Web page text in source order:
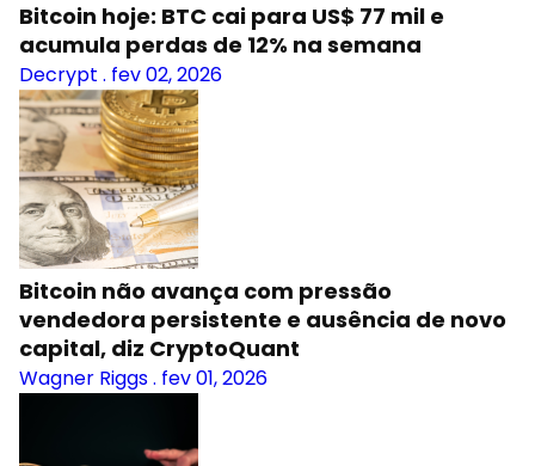
Bitcoin hoje: BTC cai para US$ 77 mil e
acumula perdas de 12% na semana
Decrypt . fev 02, 2026
Bitcoin não avança com pressão
vendedora persistente e ausência de novo
capital, diz CryptoQuant
Wagner Riggs. fev 01, 2026